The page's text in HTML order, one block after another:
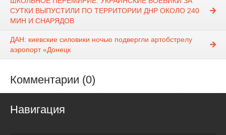
СУТКИ ВЫПУСТИЛИ ПО ТЕРРИТОРИИ ДНР ОКОЛО 240
МИН И СНАРЯДОВ
ДАН: киевские силовики ночью подвергли артобстрелу
аэропорт «Донецк
Комментарии (0)
Навигация